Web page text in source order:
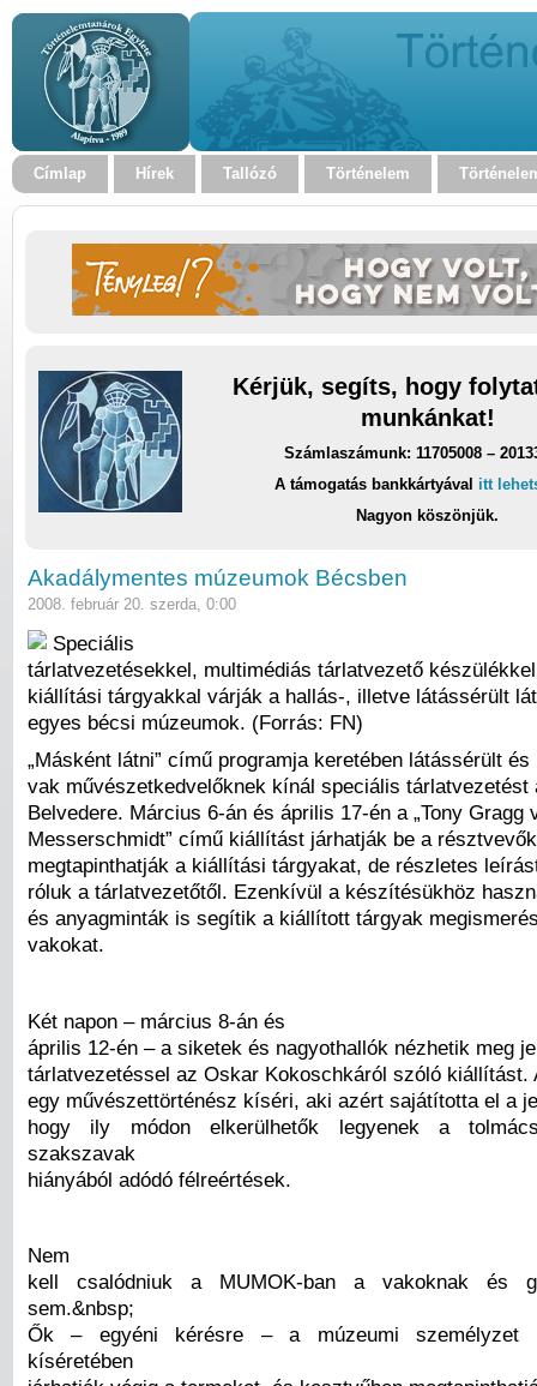
Címlap Hírek Tallózó Történelem
Kérjük, segíts, hogy
munkánkat!
Számlaszámunk: 11705008 –
A támogatás bankkártyával itt
Nagyon köszönjük.
Akadálymentes múzeumok Bécsben
2008. február 20. szerda, 0:00
Speciális
tárlatvezetésekkel, multimédiás tárlatvezető
kiállítási tárgyakkal várják a hallás-, illetve látássérült
egyes bécsi múzeumok. (Forrás: FN)
„Másként látni” című programja keretében látássérült és
vak művészetkedvelőknek kínál speciális tárlatvezetést
Belvedere. Március 6-án és április 17-én a „Tony Gragg
Messerschmidt” című kiállítást járhatják be a
megtapinthatják a kiállítási tárgyakat, de részletes
róluk a tárlatvezetőtől. Ezenkívül a készítésükhöz
és anyagminták is segítik a kiállított tárgyak
vakokat.
Két napon – március 8-án és
április 12-én – a siketek és nagyothallók nézhetik meg
tárlatvezetéssel az Oskar Kokoschkáról szóló kiállítást.
egy művészettörténész kíséri, aki azért sajátította el a
hogy ily módon elkerülhetők legyenek a
szakszavak
hiányából adódó félreértések.
Nem
kell csalódniuk a MUMOK-ban a vakoknak és
sem.&nbsp;
Ők – egyéni kérésre – a múzeumi személyzet
kíséretében